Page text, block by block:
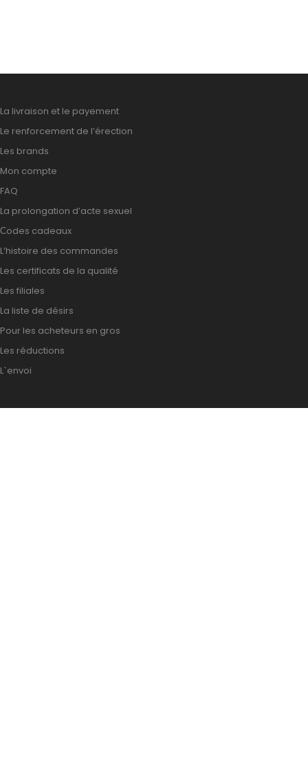
La livraison et le payement
Le renforcement de l’érection
Les brands
Mon compte
FAQ
La prolongation d’acte sexuel
Сodes cadeaux
L’histoire des commandes
Les certificats de la qualité
Les filiales
La liste de désirs
Pour les acheteurs en gros
Les réductions
L`envoi